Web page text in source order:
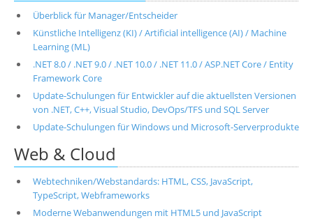
Überblick für Manager/Entscheider
Künstliche Intelligenz (KI) / Artificial intelligence (AI) / Machine
Learning (ML)
.NET 8.0 / .NET 9.0 / .NET 10.0 / .NET 11.0 / ASP.NET Core / Entity
Framework Core
Update-Schulungen für Entwickler auf die aktuellsten Versionen
von .NET, C++, Visual Studio, DevOps/TFS und SQL Server
Update-Schulungen für Windows und Microsoft-Serverprodukte
Web & Cloud
Webtechniken/Webstandards: HTML, CSS, JavaScript,
TypeScript, Webframeworks
Moderne Webanwendungen mit HTML5 und JavaScript